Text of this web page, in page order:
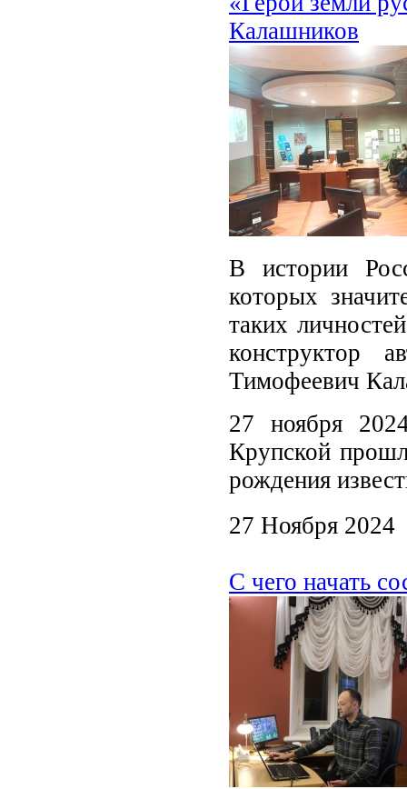
Калашников
В истории
которых
таких
конструктор
Тимофеевич
27 ноября
Крупской
рождения
27 Ноября 2024
С чего начать